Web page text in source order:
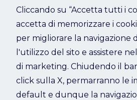
Refresh
Cliccando su “Accetta tutti i
accetta di memorizzare i
per migliorare la navigazione
l'utilizzo del sito e assistere
di marketing. Chiudendo il
click sulla X, permarranno le
default e dunque la